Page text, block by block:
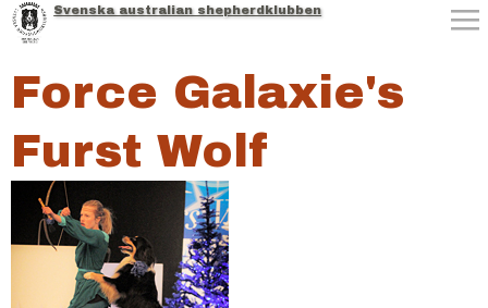
Jump to navigation
Svenska australian shepherdklubben
Force Galaxie's
Furst Wolf